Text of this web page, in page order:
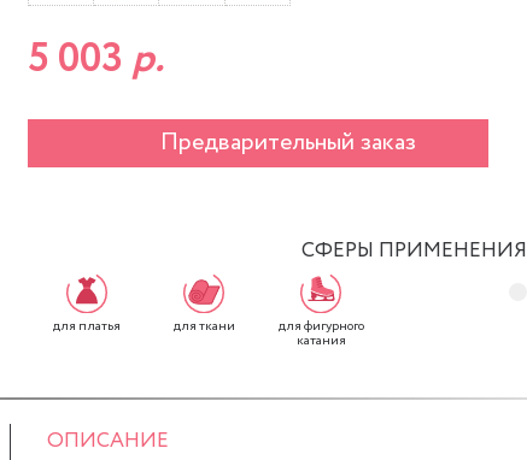
5 003 р.
Предварительный заказ
СФЕРЫ ПРИМЕНЕНИЯ
для платья для ткани для фигурного
катания
ОПИСАНИЕ